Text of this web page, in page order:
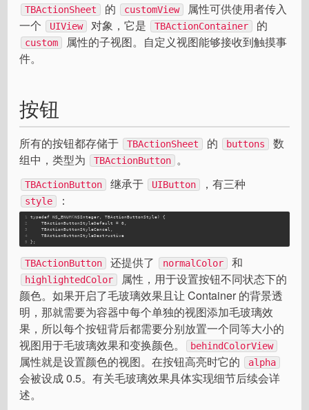
TBActionSheet 的 customView
属性可供使用者传入
一个
UIView 对象，它是 TBActionContainer 的
custom
属性的子视图。自定义视图能够接收到触摸事
件。
按钮
所有的按钮都存储于 TBActionSheet 的 buttons
数
组中，类型为
TBActionButton 。
TBActionButton 继承于 UIButton ，有三种
style ：
1
2
3
4
5
typedef NS_ENUM(NSInteger , TBActionButtonStyle) {
TBActionButtonStyleDefault
= 0,
TBActionButtonStyleCancel
TBActionButtonStyleDestructive
};
TBActionButton 还提供了 normalColor 和
highlightedColor
属性，用于设置按钮不同状态下的
颜色。如果开启了毛玻璃效果且让 Container 的背景透
明，那就需要为容器中每个单独的视图添加毛玻璃效
果，所以每个按钮背后都需要分别放置一个同等大小的
视图用于毛玻璃效果和变换颜色。
behindColorView
属性就是设置颜色的视图。在按钮高亮时它的 alpha
会被设成 0.5。有关毛玻璃效果具体实现细节后续会详
述。